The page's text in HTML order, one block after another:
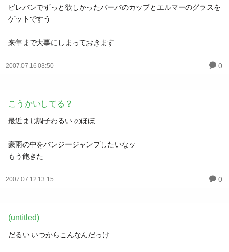
ビレバンでずっと欲しかったバーバのカップとエルマーのグラスを
ゲットですう
来年まで大事にしまっておきます
2007.07.16 03:50 0
こうかいしてる？
最近まじ調子わるい のほほ
豪雨の中をバンジージャンプしたいなッ
もう飽きた
2007.07.12 13:15 0
(untitled)
だるい いつからこんなんだっけ